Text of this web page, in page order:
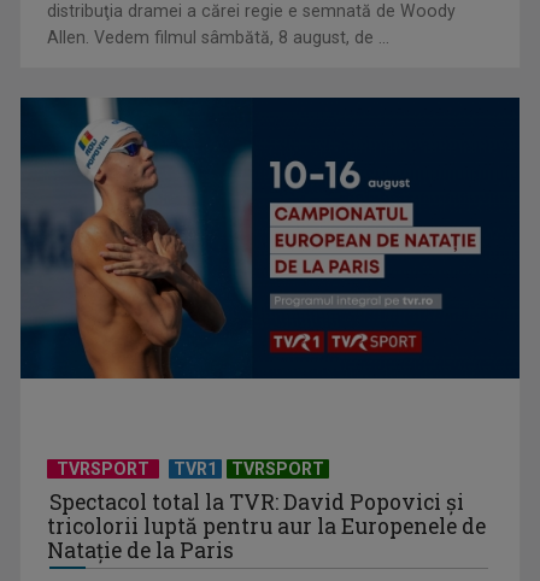
moment foarte... ...
„Anul ăsta se poartă TVR”. Uddi, invitat în programul de
Revelion al TVR 1
distribuţia dramei a cărei regie e semnată de Woody
Allen. Vedem filmul sâmbătă, 8 august, de ...
TVRSPORT TVR1 TVRSPORT
Spectacol total la TVR: David Popovici și
tricolorii luptă pentru aur la Europenele de
Natație de la Paris